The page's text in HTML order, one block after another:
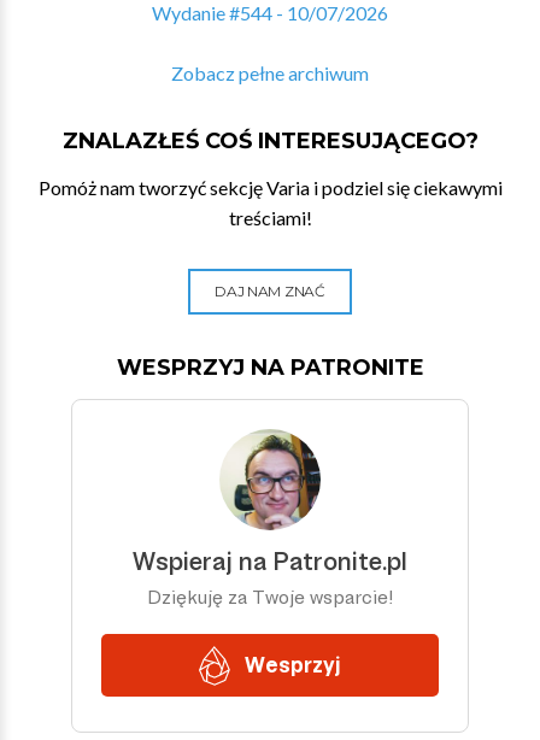
Wydanie #544 - 10/07/2026
Zobacz pełne archiwum
ZNALAZŁEŚ COŚ INTERESUJĄCEGO?
Pomóż nam tworzyć sekcję Varia i podziel się ciekawymi
treściami!
DAJ NAM ZNAĆ
WESPRZYJ NA PATRONITE